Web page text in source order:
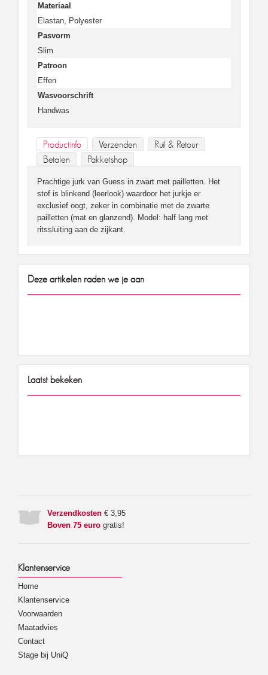
Materiaal
Elastan, Polyester
Pasvorm
Slim
Patroon
Effen
Wasvoorschrift
Handwas
Productinfo Verzenden
Ruil & Retour
Betalen
Pakketshop
Prachtige jurk van Guess in zwart met pailletten. Het
stof is blinkend (leerlook) waardoor het jurkje er
exclusief oogt, zeker in combinatie met de zwarte
pailletten (mat en glanzend). Model: half lang met
ritssluiting aan de zijkant.
Deze artikelen raden we je aan
Laatst bekeken
Verzendkosten € 3,95
Boven 75 euro gratis!
Klantenservice
Home
Klantenservice
Voorwaarden
Maatadvies
Contact
Stage bij UniQ